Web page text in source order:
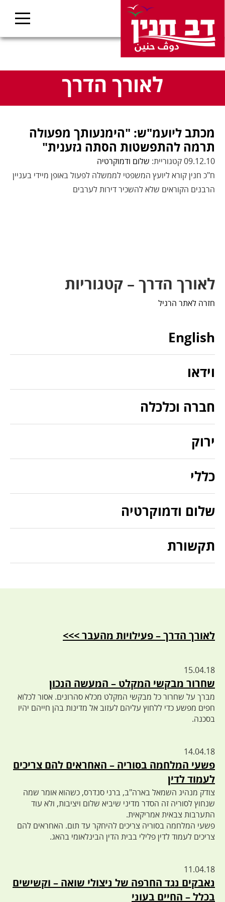
לאורך הדרך
מכתב ליועמ"ש: "הימנעותך מפעולה
תרמה להתפשטות הסתה גזענית"
09.12.10 קטגוריית:
שלום ודמוקרטיה
ח"כ חנין קורא ליועץ המשפטי לממשלה לפעול באופן מיידי בעניין
הרבנים הקוראים שלא להשכיר דירות לערבים
לאורך הדרך – קטגוריות
חזרה לאתר הרגיל
English
וידאו
חברה וכלכלה
ירוק
כללי
שלום ודמוקרטיה
תקשורת
לאורך הדרך – פעילויות מהעבר >>>
15.04.18
שחרור מבקשי המקלט – המעשה הנכון
מברך על שחרור כל מבקשי המקלט מכלא סהרונים. אסור לכלוא
חפים מפשע כדי ללחוץ עליהם לעזוב אל מדינות בהן חייהם יהיו
בסכנה.
14.04.18
פשעי המלחמה בסוריה – האחראים להם צריכים
לעמוד לדין
צודק מנהיג השמאל בארה"ב, ברני סנדרס, כשהוא אומר שמה
שנחוץ לסוריה זה הסדר מדיני שיביא שלום ויציבות, ולא עוד
התערבות צבאית אמריקאית.
פשעי המלחמה בסוריה צריכים להיחקר עד תום. האחראים להם
צריכים לעמוד לדין פלילי בבית הדין הבינלאומי בהאג.
11.04.18
נאבקים נגד החרפה של ניצולי שואה – וקשישים
בכלל – החיים בעוני